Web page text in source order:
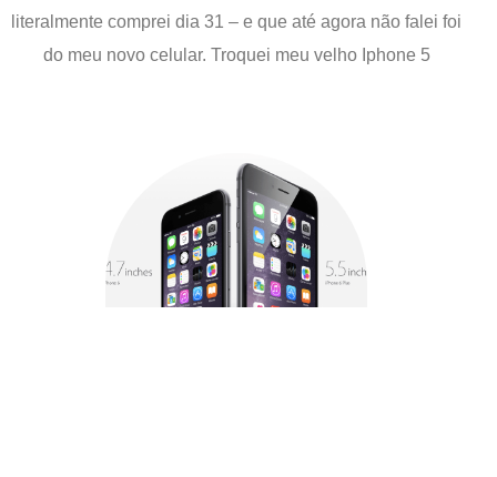
literalmente comprei dia 31 – e que até agora não falei foi
do meu novo celular. Troquei meu velho Iphone 5